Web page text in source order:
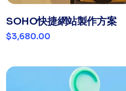
SOHO快捷網站製作方案
$3,680.00